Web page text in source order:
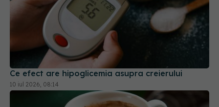
Ce efect are hipoglicemia asupra creierului
10 iul 2026, 08:14